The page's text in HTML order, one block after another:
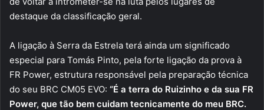
destaque da classificação geral.
A ligação à Serra da Estrela terá ainda um significado
especial para Tomás Pinto, pela forte ligação da prova à
FR Power, estrutura responsável pela preparação técnica
do seu BRC CM05 EVO: “É a terra do Ruizinho e da sua FR
Power, que tão bem cuidam tecnicamente do meu BRC.